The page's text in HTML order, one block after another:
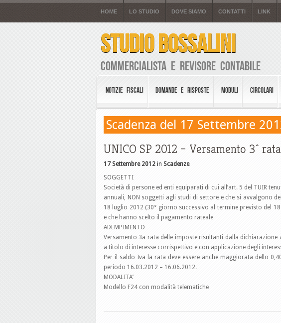
HOME LO STUDIO DOVE SIAMO CONTATTI LINK
STUDIO BOSSALINI
Commercialista e Revisore Contabile
NOTIZIE FISCALI DOMANDE E RISPOSTE MODULI CIRCOLARI
Scadenza del 17 Settembre
UNICO SP 2012 – Versamento 3^ rata
17 Settembre 2012 in Scadenze
SOGGETTI
Società di persone ed enti equiparati di cui all’art. 5 del TUIR
annuali, NON soggetti agli studi di settore e che si avvalgono
18 luglio 2012 (30° giorno successivo al termine previsto del
e che hanno scelto il pagamento rateale
ADEMPIMENTO
Versamento 3a rata delle imposte risultanti dalla
a titolo di interesse corrispettivo e con applicazione degli
Per il saldo Iva la rata deve essere anche maggiorata dello
periodo 16.03.2012 – 16.06.2012.
MODALITA’
Modello F24 con modalità telematiche